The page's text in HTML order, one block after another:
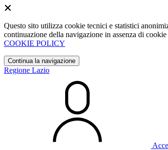
Questo sito utilizza cookie tecnici e statistici
continuazione della navigazione in assenza di
COOKIE POLICY
Continua la navigazione
Regione Lazio